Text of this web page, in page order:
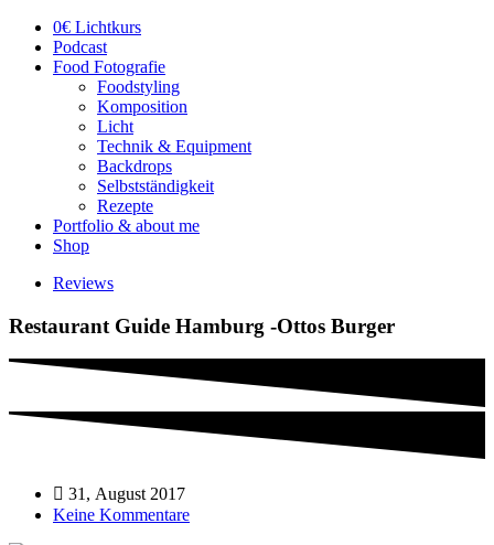
0€ Lichtkurs
Podcast
Food Fotografie
Foodstyling
Komposition
Licht
Technik & Equipment
Backdrops
Selbstständigkeit
Rezepte
Portfolio & about me
Shop
Reviews
Restaurant Guide Hamburg -Ottos Burger
31, August 2017
Keine Kommentare